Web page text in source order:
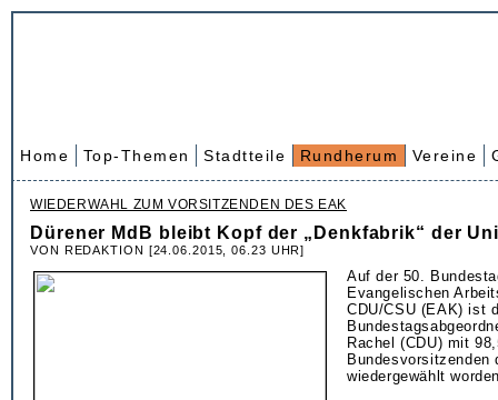
Home Top-Themen Stadtteile Rundherum Vereine
WIEDERWAHL ZUM VORSITZENDEN DES EAK
Dürener MdB bleibt Kopf der „Denkfabrik“ der
VON REDAKTION [24.06.2015, 06.23 UHR]
Auf der 50.
Evangelischen
CDU/CSU (EAK) ist
Rachel (CDU) mit
Bundesvorsitzenden
wiedergewählt